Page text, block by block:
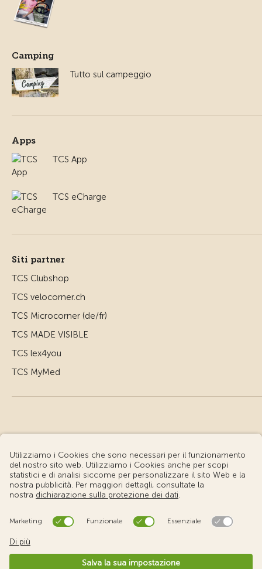
Camping
Tutto sul campeggio
Apps
TCS App
TCS eCharge
Siti partner
TCS Clubshop
TCS velocorner.ch
TCS Microcorner (de/fr)
TCS MADE VISIBLE
TCS lex4you
TCS MyMed
© Touring Club Svizzero
Condizioni d'uso – Informazioni giuridiche
Impostazione cookie